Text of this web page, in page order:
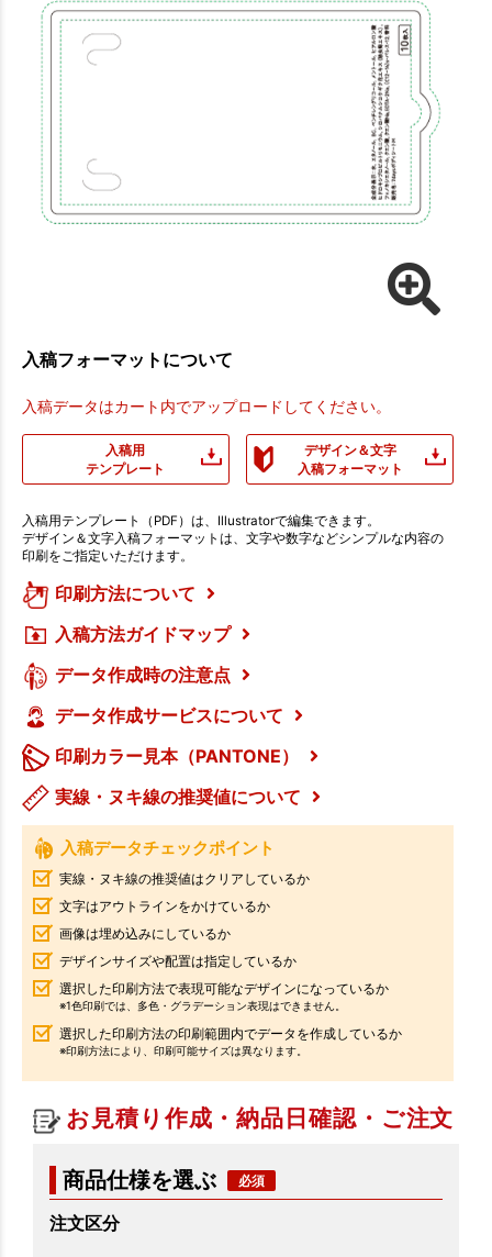
入稿フォーマットについて
入稿データはカート内でアップロードしてください。
入稿用
テンプレート
デザイン＆文字
入稿フォーマット
入稿用テンプレート（PDF）は、Illustratorで編集できます。
デザイン＆文字入稿フォーマットは、文字や数字などシンプルな内容の
印刷をご指定いただけます。
印刷方法について
入稿方法ガイドマップ
データ作成時の注意点
データ作成サービスについて
印刷カラー見本（PANTONE）
実線・ヌキ線の推奨値について
入稿データチェックポイント
実線・ヌキ線の推奨値はクリアしているか
文字はアウトラインをかけているか
画像は埋め込みにしているか
デザインサイズや配置は指定しているか
選択した印刷方法で表現可能なデザインになっているか
※1色印刷では、多色・グラデーション表現はできません。
選択した印刷方法の印刷範囲内でデータを作成しているか
※印刷方法により、印刷可能サイズは異なります。
お見積り作成・納品日確認・ご注文
商品仕様を選ぶ
注文区分